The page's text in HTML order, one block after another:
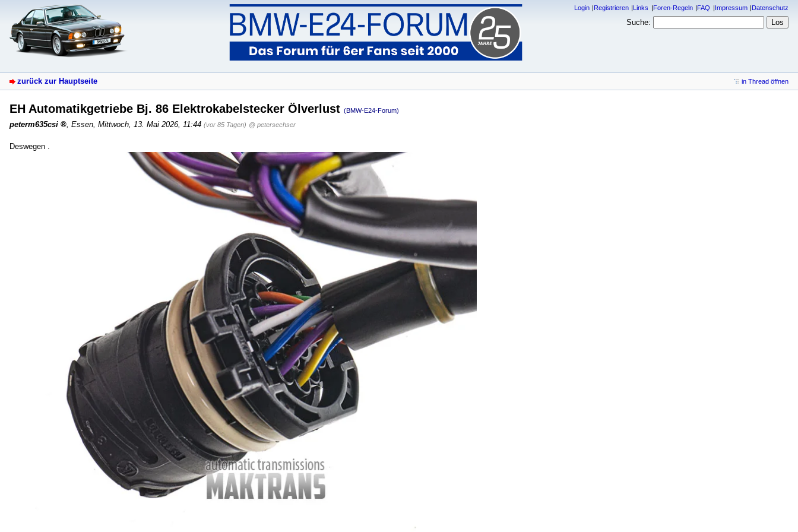
Login Registrieren Links Foren-Regeln FAQ Impressum Datenschutz
Suche:
zurück zur Hauptseite in Thread öffnen
EH Automatikgetriebe Bj. 86 Elektrokabelstecker Ölverlust (BMW-E24-Forum)
peterm635csi , Essen, Mittwoch, 13. Mai 2026, 11:44 (vor 85 Tagen) @ petersechser
Deswegen .